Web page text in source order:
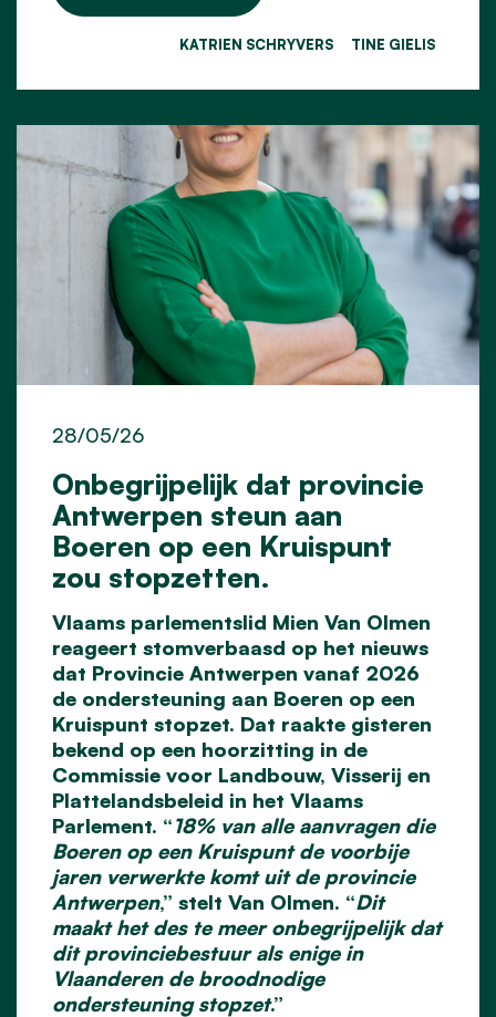
KATRIEN SCHRYVERS TINE GIELIS
Onbegrijpelijk dat provincie
Antwerpen steun aan
Boeren op een Kruispunt
zou stopzetten.
28/05/26
Vlaams parlementslid Mien Van Olmen
reageert stomverbaasd op het nieuws
dat Provincie Antwerpen vanaf 2026
de ondersteuning aan Boeren op een
Kruispunt stopzet. Dat raakte gisteren
bekend op een hoorzitting in de
Commissie voor Landbouw, Visserij en
Plattelandsbeleid in het Vlaams
Parlement. “18% van alle aanvragen die
Boeren op een Kruispunt de voorbije
jaren verwerkte komt uit de provincie
Antwerpen,” stelt Van Olmen. “Dit
maakt het des te meer onbegrijpelijk dat
dit provinciebestuur als enige in
Vlaanderen de broodnodige
ondersteuning stopzet.”